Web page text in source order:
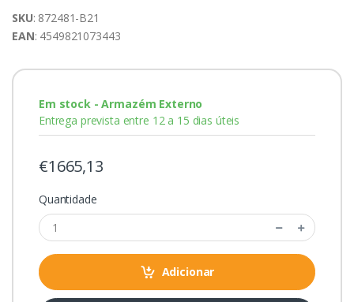
SKU: 872481-B21
EAN: 4549821073443
Em stock - Armazém Externo
Entrega prevista entre 12 a 15 dias úteis
€1665,13
Quantidade
Adicionar